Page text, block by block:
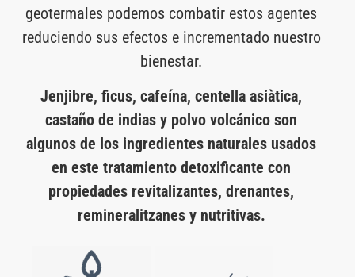
geotermales podemos combatir estos agentes
reduciendo sus efectos e incrementado nuestro
bienestar.
Jenjibre, ficus, cafeína, centella asiàtica,
castaño de indias y polvo volcánico son
algunos de los ingredientes naturales usados
en este tratamiento detoxificante con
propiedades revitalizantes, drenantes,
remineralitzanes y nutritivas.